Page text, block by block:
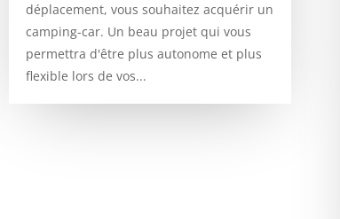
déplacement, vous souhaitez acquérir un
camping-car. Un beau projet qui vous
permettra d'être plus autonome et plus
flexible lors de vos...